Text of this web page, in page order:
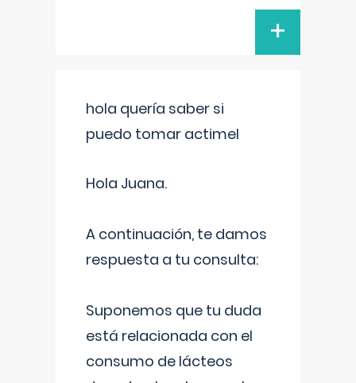
+
hola quería saber si
puedo tomar actimel
Hola Juana.
A continuación, te damos
respuesta a tu consulta:
Suponemos que tu duda
está relacionada con el
consumo de lácteos